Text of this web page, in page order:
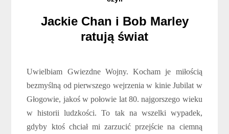
Jackie Chan i Bob Marley
ratują świat
Uwielbiam Gwiezdne Wojny. Kocham je miłością
bezmyślną od pierwszego wejrzenia w kinie Jubilat w
Głogowie, jakoś w połowie lat 80. najgorszego wieku
w historii ludzkości. To tak na wszelki wypadek,
gdyby ktoś chciał mi zarzucić przejście na ciemną